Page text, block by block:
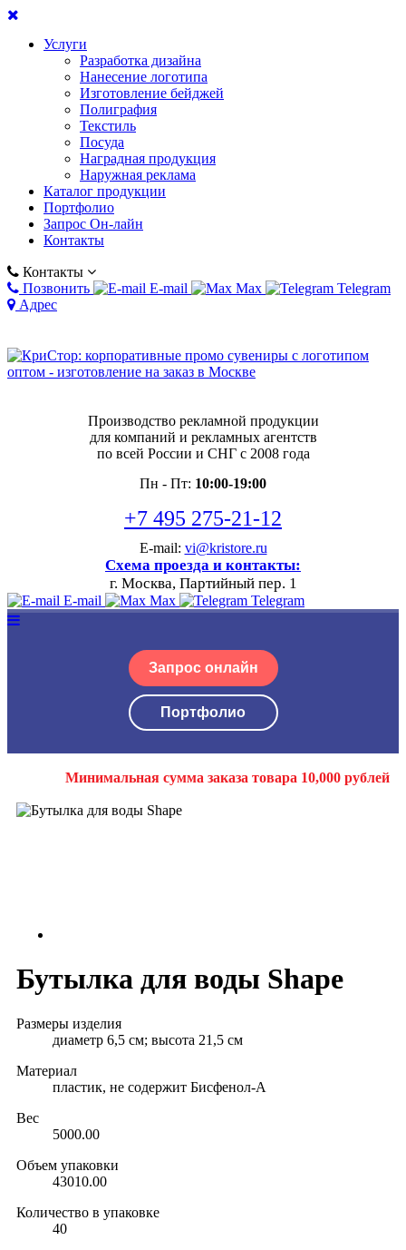
Услуги
Разработка дизайна
Нанесение логотипа
Изготовление бейджей
Полиграфия
Текстиль
Посуда
Наградная продукция
Наружная реклама
Каталог продукции
Портфолио
Запрос Он-лайн
Контакты
Контакты
Позвонить
E-mail Max
Telegram
Адрес
Производство рекламной продукции
для компаний и рекламных агентств
по всей России и СНГ с 2008 года
Пн - Пт: 10:00-19:00
+7 495 275-21-12
E-mail: vi@kristore.ru
Схема проезда и контакты:
г. Москва, Партийный пер. 1
E-mail Max Telegram
Запрос онлайн
Портфолио
Минимальная сумма заказа товара 10,000 рублей
Бутылка для воды Shape
Размеры изделия
диаметр 6,5 см; высота 21,5 см
Материал
пластик, не содержит Бисфенол-А
Вес
5000.00
Объем упаковки
43010.00
Количество в упаковке
40